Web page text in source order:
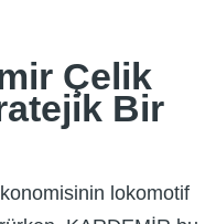
Çelik
Bir
lokomotif